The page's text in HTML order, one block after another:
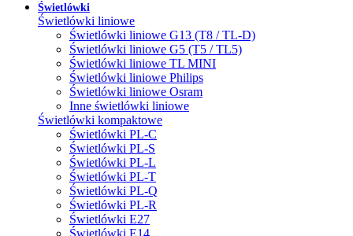
Świetlówki
Świetlówki liniowe
Świetlówki liniowe G13 (T8 / TL-D)
Świetlówki liniowe G5 (T5 / TL5)
Świetlówki liniowe TL MINI
Świetlówki liniowe Philips
Świetlówki liniowe Osram
Inne świetlówki liniowe
Świetlówki kompaktowe
Świetlówki PL-C
Świetlówki PL-S
Świetlówki PL-L
Świetlówki PL-T
Świetlówki PL-Q
Świetlówki PL-R
Świetlówki E27
Świetlówki E14